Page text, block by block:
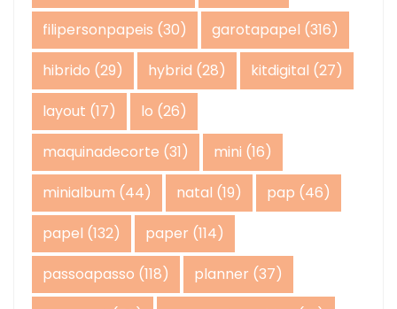
filipersonpapeis (30) garotapapel (316)
hibrido (29) hybrid (28) kitdigital (27)
layout (17) lo (26)
maquinadecorte (31) mini (16)
minialbum (44) natal (19) pap (46)
papel (132) paper (114)
passoapasso (118) planner (37)